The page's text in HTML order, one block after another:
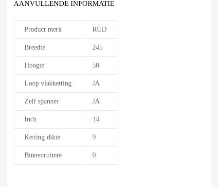
AANVULLENDE INFORMATIE
Product merk RUD
Breedte 245
Hoogte 50
Loop vlakketting JA
Zelf spanner JA
Inch 14
Ketting dikte 9
Binnenruimte 0